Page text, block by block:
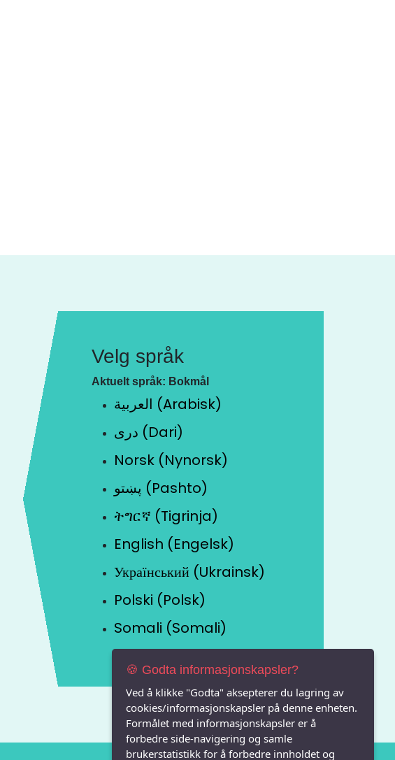
Velg språk
Aktuelt språk: Bokmål
العربية (Arabisk)
دری (Dari)
Norsk (Nynorsk)
پښتو (Pashto)
ትግርኛ (Tigrinja)
English (Engelsk)
Український (Ukrainsk)
Polski (Polsk)
Somali (Somali)
🍪 Godta informasjonskapsler?
Ved å klikke "Godta" aksepterer du lagring av
cookies/informasjonskapsler på denne enheten.
Formålet med informasjonskapsler er å
forbedre side-navigering og samle
brukerstatistikk for å forbedre innholdet og